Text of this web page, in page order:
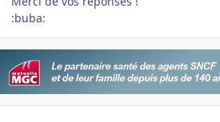
:buba: